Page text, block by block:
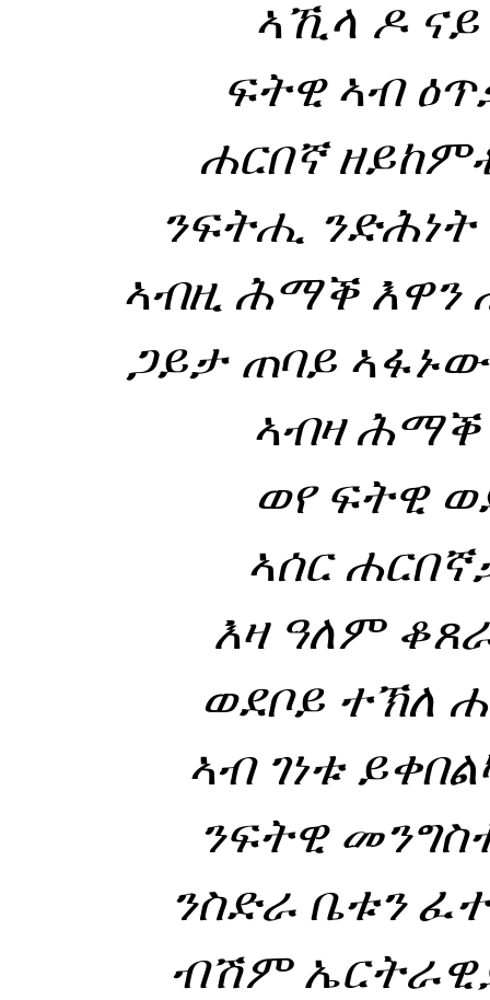
ኣኺላ ዶ ናይ
ፍትዊ ኣብ
ሐርበኛ
ንፍትሒ
ኣብዚ ሕማቕ እዋን
ጋይታ ጠባይ
ኣብዛ ሕማቕ
ወየ ፍትዊ
ኣሰር
እዛ ዓለም
ወደቦይ ተኽለ
ኣብ ገነቱ
ንፍትዊ
ንስድራ ቤቱን
ብሽም